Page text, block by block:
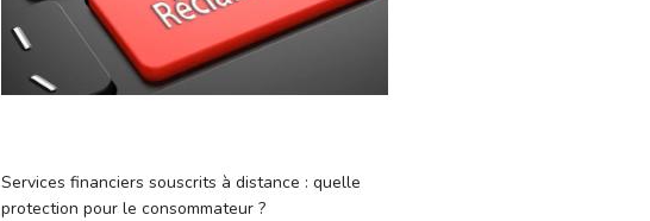
Services financiers souscrits à distance : quelle
protection pour le consommateur ?